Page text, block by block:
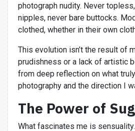
photograph nudity. Never
nipples, never bare buttocks.
clothed, whether in their own
This evolution isn’t the result of
prudishness or a lack of artistic
from deep reflection on what
photography and the direction I
The Power of
What fascinates me is